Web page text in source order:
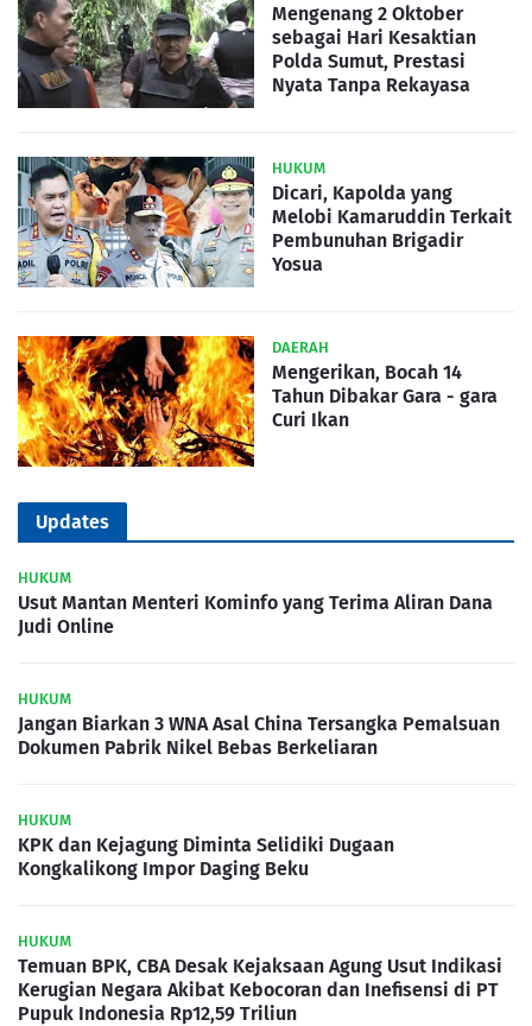
Mengenang 2 Oktober
sebagai Hari Kesaktian
Polda Sumut, Prestasi
Nyata Tanpa Rekayasa
HUKUM
Dicari, Kapolda yang
Melobi Kamaruddin Terkait
Pembunuhan Brigadir
Yosua
DAERAH
Mengerikan, Bocah 14
Tahun Dibakar Gara - gara
Curi Ikan
Updates
HUKUM
Usut Mantan Menteri Kominfo yang Terima Aliran Dana
Judi Online
HUKUM
Jangan Biarkan 3 WNA Asal China Tersangka Pemalsuan
Dokumen Pabrik Nikel Bebas Berkeliaran
HUKUM
KPK dan Kejagung Diminta Selidiki Dugaan
Kongkalikong Impor Daging Beku
HUKUM
Temuan BPK, CBA Desak Kejaksaan Agung Usut Indikasi
Kerugian Negara Akibat Kebocoran dan Inefisensi di PT
Pupuk Indonesia Rp12,59 Triliun